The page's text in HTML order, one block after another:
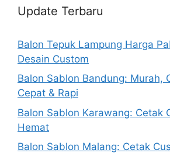
Update Terbaru
Balon Tepuk Lampung Harga
Desain Custom
Balon Sablon Bandung: Murah,
Cepat & Rapi
Balon Sablon Karawang: Cetak
Hemat
Balon Sablon Malang: Cetak